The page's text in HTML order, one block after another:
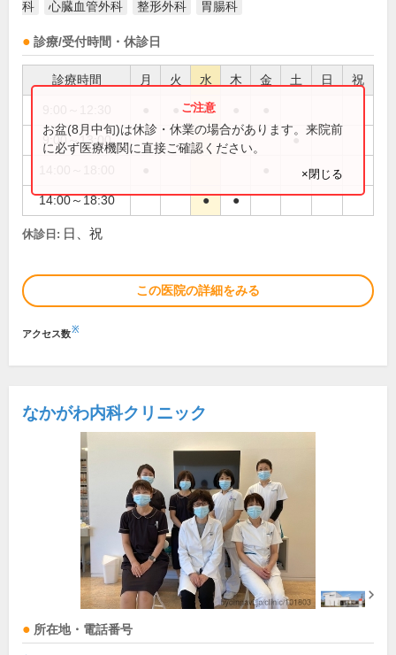
科
心臓血管外科 整形外科 胃腸科
診療/受付時間・休診日
診療時間 月 火 水 木 金 土 日 祝
●
9:00～13:00 ●
14:00～18:30 ● ●
お盆(8月中旬)は休診・休業の場合があります。来院前
に必ず医療機関に直接ご確認ください。
×閉じる
休診日: 日、祝
この医院の詳細をみる
アクセス数※
なかがわ内科クリニック
所在地・電話番号